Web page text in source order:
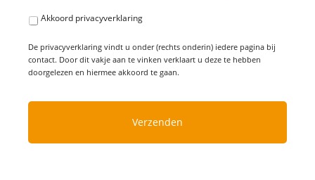
Akkoord privacyverklaring
De privacyverklaring vindt u onder (rechts onderin) iedere pagina bij
contact. Door dit vakje aan te vinken verklaart u deze te hebben
doorgelezen en hiermee akkoord te gaan.